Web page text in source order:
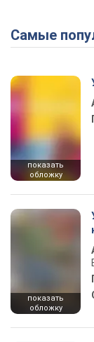
Самые
показать
обложку
показать
обложку